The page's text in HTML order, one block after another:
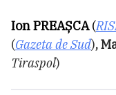
Ion PREAȘCA(
(Gazeta de Sud),
Tiraspol)